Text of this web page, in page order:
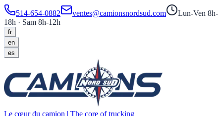
514-654-0882 ventes@camionsnordsud.com
Lun-Ven 8h-
18h · Sam 8h-12h
fr
en
es
Le cœur du camion | The core of trucking